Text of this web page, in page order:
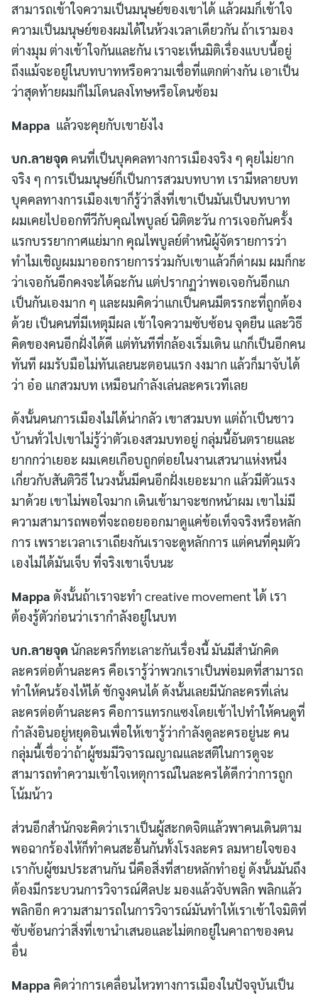
สามารถเข้าใจความเป็นมนุษย์ของเขาได้ แล้วผมก็เข้าใจ
ความเป็นมนุษย์ของผมได้ในห้วงเวลาเดียวกัน ถ้าเรามอง
ต่างมุม ต่างเข้าใจกันและกัน เราจะเห็นมิติเรื่องแบบนี้อยู่
ถึงแม้จะอยู่ในบทบาทหรือความเชื่อที่แตกต่างกัน เอาเป็น
ว่าสุดท้ายผมก็ไม่โดนลงโทษหรือโดนซ้อม
Mappa แล้วจะคุยกับเขายังไง
บก.ลายจุด คนที่เป็นบุคคลทางการเมืองจริง ๆ คุยไม่ยาก
จริง ๆ การเป็นมนุษย์ก็เป็นการสวมบทบาท เรามีหลายบท
บุคคลทางการเมืองเขาก็รู้ว่าสิ่งที่เขาเป็นมันเป็นบทบาท
ผมเคยไปออกทีวีกับคุณไพบูลย์ นิติตะวัน การเจอกันครั้ง
แรกบรรยากาศแย่มาก คุณไพบูลย์ตำหนิผู้จัดรายการว่า
ทำไมเชิญผมมาออกรายการร่วมกับเขาแล้วก็ด่าผม ผมก็กะ
ว่าเจอกันอีกคงจะได้ฉะกัน แต่ปรากฏว่าพอเจอกันอีกแก
เป็นกันเองมาก ๆ และผมคิดว่าแกเป็นคนมีตรรกะที่ถูกต้อง
ด้วย เป็นคนที่มีเหตุมีผล เข้าใจความซับซ้อน จุดยืน และวิธี
คิดของคนอีกฝั่งได้ดี แต่ทันทีที่กล้องเริ่มเดิน แกก็เป็นอีกคน
ทันที ผมรับมือไม่ทันเลยนะตอนแรก งงมาก แล้วก็มาจับได้
ว่า อ๋อ แกสวมบท เหมือนกำลังเล่นละครเวทีเลย
ดังนั้นคนการเมืองไม่ได้น่ากลัว เขาสวมบท แต่ถ้าเป็นชาว
บ้านทั่วไปเขาไม่รู้ว่าตัวเองสวมบทอยู่ กลุ่มนี้อันตรายและ
ยากกว่าเยอะ ผมเคยเกือบถูกต่อยในงานเสวนาแห่งหนึ่ง
เกี่ยวกับสันติวิธี ในวงนั้นมีคนอีกฝั่งเยอะมาก แล้วมีตัวแรง
มาด้วย เขาไม่พอใจมาก เดินเข้ามาจะชกหน้าผม เขาไม่มี
ความสามารถพอที่จะถอยออกมาดูแค่ข้อเท็จจริงหรือหลัก
การ เพราะเวลาเราเถียงกันเราจะดูหลักการ แต่คนที่คุมตัว
เองไม่ได้มันเจ็บ ที่จริงเขาเจ็บนะ
Mappa ดังนั้นถ้าเราจะทำ creative movement ได้ เรา
ต้องรู้ตัวก่อนว่าเรากำลังอยู่ในบท
บก.ลายจุด นักละครก็ทะเลาะกันเรื่องนี้ มันมีสำนักคิด
ละครต่อต้านละคร คือเรารู้ว่าพวกเราเป็นพ่อมดที่สามารถ
ทำให้คนร้องไห้ได้ ชักจูงคนได้ ดังนั้นเลยมีนักละครที่เล่น
ละครต่อต้านละคร คือการแทรกแซงโดยเข้าไปทำให้คนดูที่
กำลังอินอยู่หยุดอินเพื่อให้เขารู้ว่ากำลังดูละครอยู่นะ คน
กลุ่มนี้เชื่อว่าถ้าผู้ชมมีวิจารณญาณและสติในการดูจะ
สามารถทำความเข้าใจเหตุการณ์ในละครได้ดีกว่าการถูก
โน้มน้าว
ส่วนอีกสำนักจะคิดว่าเราเป็นผู้สะกดจิตแล้วพาคนเดินตาม
พอฉากร้องไห้ก็ทำคนสะอื้นกันทั้งโรงละคร ลมหายใจของ
เรากับผู้ชมประสานกัน นี่คือสิ่งที่สายหลักทำอยู่ ดังนั้นมันถึง
ต้องมีกระบวนการวิจารณ์ศิลปะ มองแล้วจับพลิก พลิกแล้ว
พลิกอีก ความสามารถในการวิจารณ์มันทำให้เราเข้าใจมิติที่
ซับซ้อนกว่าสิ่งที่เขานำเสนอและไม่ตกอยู่ในคาถาของคน
อื่น
Mappa คิดว่าการเคลื่อนไหวทางการเมืองในปัจจุบันเป็น